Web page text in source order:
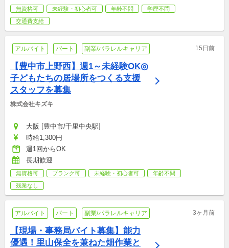
無資格可 未経験・初心者可 年齢不問
学歴不問
交通費支給
アルバイト パート 副業/パラレルキャリア 15日前
【豊中市上野西】週1～未経験OK◎
子どもたちの居場所をつくる支援
スタッフを募集
株式会社キズキ
大阪 [豊中市/千里中央駅]
時給1,300円
週1回からOK
長期歓迎
無資格可 ブランク可 未経験・初心者可
年齢不問
残業なし
アルバイト パート 副業/パラレルキャリア 3ヶ月前
【現場・事務局バイト募集】能力
優遇！里山保全を兼ねた畑作業と